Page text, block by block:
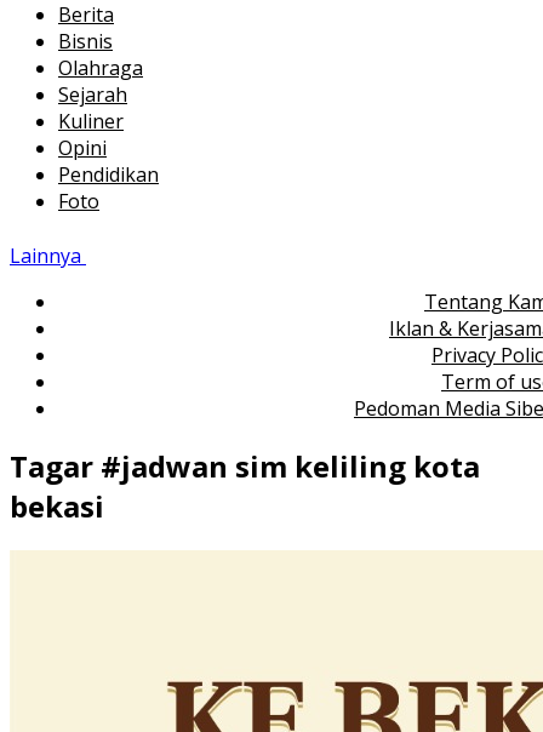
Berita
Bisnis
Olahraga
Sejarah
Kuliner
Opini
Pendidikan
Foto
Lainnya
Tentang
Iklan &
Privacy
Term of
Pedoman Media
Tagar #jadwan sim keliling kota
bekasi